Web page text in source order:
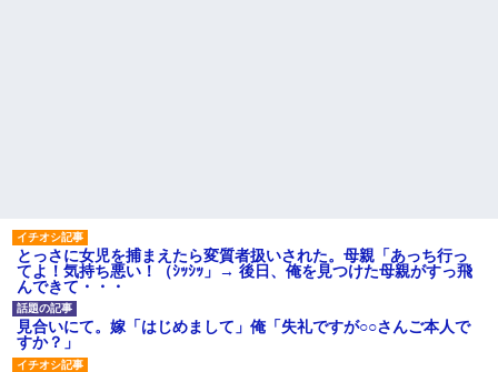
小2の頃、妹と昼寝してたら家が火事になってて気づくと逃げ場が
なかった。妹を抱き締めて「ﾀﾋんじゃうよ」って泣いてたら…
居酒屋にて。兄の紹介者「お酒飲みなって」私「未成年なので無
理です！」酷すぎるワードの連発で、耐えきれず店員に5千円を渡
し「お勘定です。逃がして下さい」その後、録音内容を父に聞か
せたら...
とっさに女児を捕まえたら変質者扱いされた。母親「あっち行っ
てよ！気持ち悪い！（ｼｯｼｯ」→ 後日、俺を見つけた母親がすっ飛
んできて・・・
見合いにて。嫁「はじめまして」俺「失礼ですが○○さんご本人で
すか？」